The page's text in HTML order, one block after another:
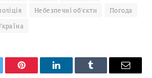
Небезпечні об'єкти
Погода
Pinterest LinkedInTumblr Email